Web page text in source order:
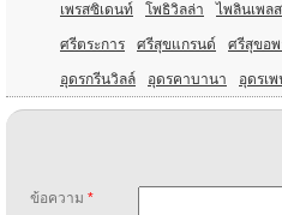
เพรสซิเดนท์ โพธิวิลล่า ไพลินเพลส
ศรีตระการ ศรีสุขแกรนด์ ศรีสุขอ
อุดรกรีนวิลล์ อุดรคาบานา อุดรเ
ข้อความ *